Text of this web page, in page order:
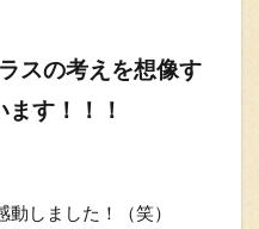
スの考えを想像す
す！！！
しました！（笑）